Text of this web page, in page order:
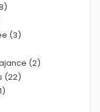
(3)
(2)
(22)